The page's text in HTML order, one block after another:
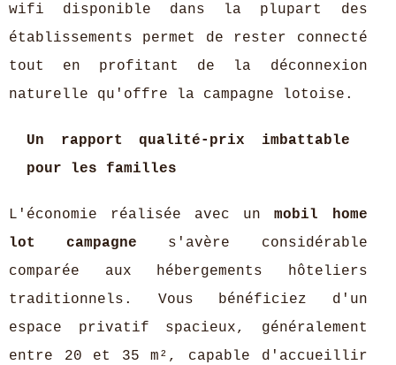
wifi disponible dans la plupart des
établissements permet de rester connecté
tout en profitant de la déconnexion
naturelle qu'offre la campagne lotoise.
Un rapport qualité-prix imbattable
pour les familles
L'économie réalisée avec unmobil home
lot campagne s'avère considérable
comparée aux hébergements hôteliers
traditionnels. Vous bénéficiez d'un
espace privatif spacieux, généralement
entre 20 et 35 m², capable d'accueillir